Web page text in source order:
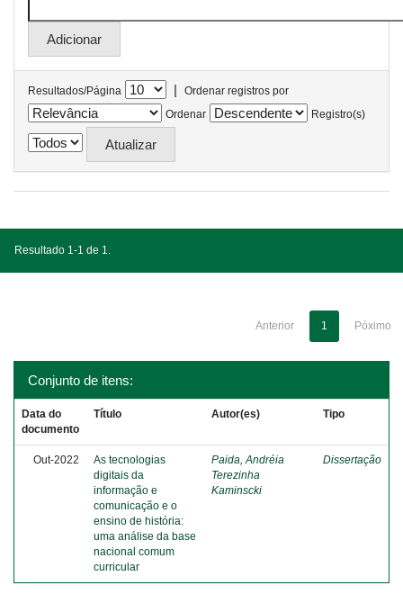
Resultados/Página |
Ordenar registros por
Ordenar
Registro(s)
Resultado 1-1 de 1.
Anterior 1 Póximo
Conjunto de itens:
Data do
documento
Título Autor(es) Tipo
Out-2022
As tecnologias
digitais da
informação e
comunicação e o
ensino de história:
uma análise da base
nacional comum
curricular
Paida, Andréia
Terezinha
Kaminscki
Dissertação